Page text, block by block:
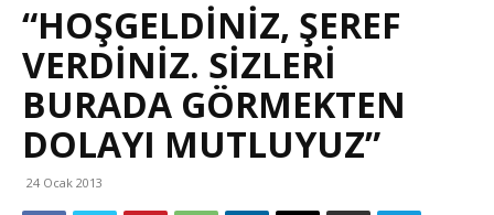
“HOŞGELDINIZ, ŞEREF
VERDINIZ. SIZLERI
BURADA GÖRMEKTEN
DOLAYI MUTLUYUZ”
24 Ocak 2013